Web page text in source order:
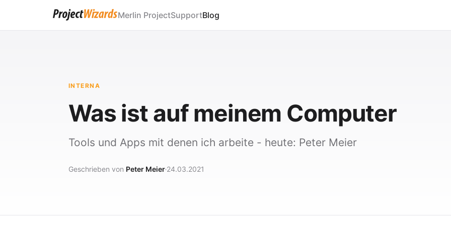
Merlin ProjectSupportBlog
INTERNA
Was ist auf meinem Computer
Tools und Apps mit denen ich arbeite - heute: Peter Meier
Geschrieben von Peter Meier 24.03.2021